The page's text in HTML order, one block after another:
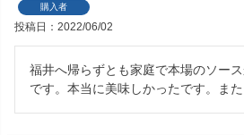
購入者
投稿日 2022/06/02
福井へ帰らずとも家庭で本場のソー
です。本当に美味しかったです。また